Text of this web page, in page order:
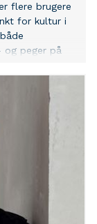
flere brugere
for kultur i
og peger på